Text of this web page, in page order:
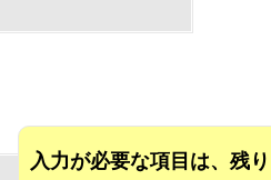
入力が必要な項目は、残り